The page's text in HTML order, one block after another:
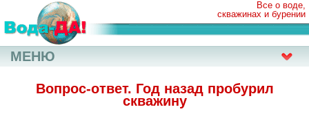
Все о воде,
скважинах и бурении
Вопрос-ответ. Год назад пробурил
скважину
МЕНЮ